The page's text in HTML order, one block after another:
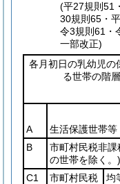
(平27規則51
30規則65・
令3規則61・
一部改正)
各月初日の乳幼児の
る世帯の階
A
生活保護世帯等
B
市町村民税非課
の世帯を除く。)
C1
市町村民税
均